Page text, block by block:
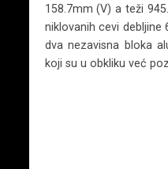
158.7mm (V) a teži
niklovanih cevi
dva nezavisna bloka
koji su u obkliku već